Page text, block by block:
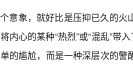
意象，就好比是压抑已久的火
内心的某种“热烈”或“混乱”带
的尴尬，而是一种深层次的